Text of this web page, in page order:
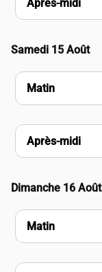
Après-midi
Samedi 15 Août
Matin
Après-midi
Dimanche 16 Août
Matin